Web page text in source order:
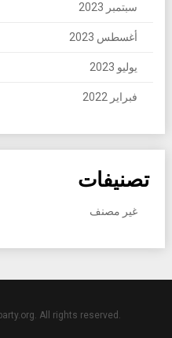
سبتمبر 2023
أغسطس 2023
يوليو 2023
فبراير 2022
تصنيفات
غير مصنف
All rights reserved.